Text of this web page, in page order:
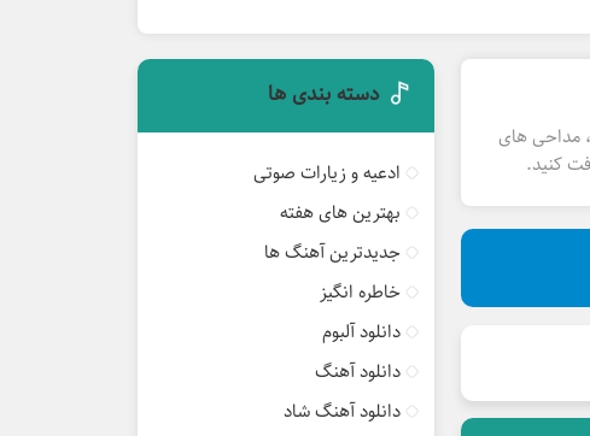
مداحی های
کنید.
دسته بندی ها
ادعیه و زیارات صوتی
بهترین های هفته
جدیدترین آهنگ ها
خاطره انگیز
دانلود آلبوم
دانلود آهنگ
دانلود آهنگ شاد